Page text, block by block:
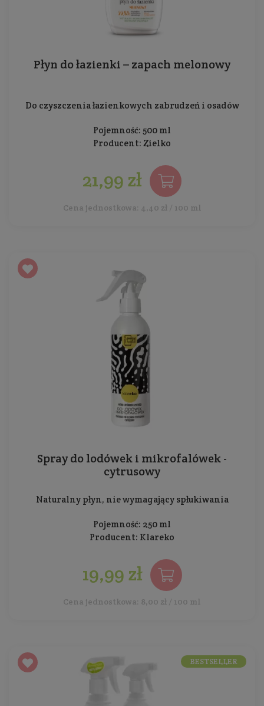
Płyn do łazienki – zapach melonowy
Do czyszczenia łazienkowych zabrudzeń i osadów
Pojemność: 500 ml
Producent: Zielko
21,99 zł
Cena jednostkowa: 4,40 zł / 100 ml
Spray do lodówek i mikrofalówek -
cytrusowy
Naturalny płyn, nie wymagający spłukiwania
Pojemność: 250 ml
Producent: Klareko
19,99 zł
Cena jednostkowa: 8,00 zł / 100 ml
BESTSELLER